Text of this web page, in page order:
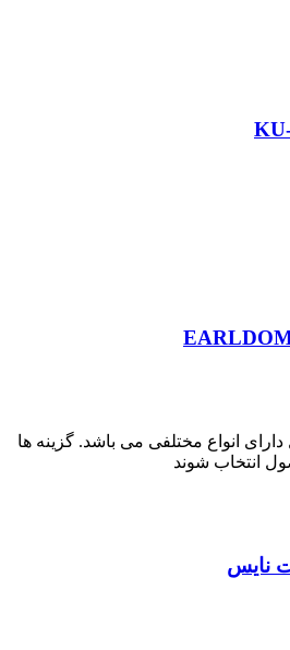
انواع مختلفی می باشد. گزینه ها
انتخاب شوند